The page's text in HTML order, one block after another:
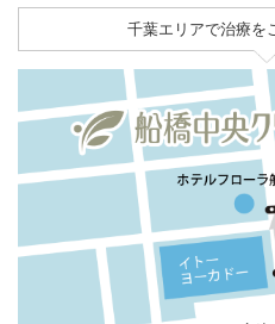
千葉エリアで治療を